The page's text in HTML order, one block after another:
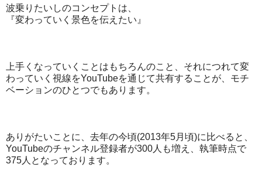
波乗りたいしのコンセプトは、
『変わっていく景色を伝えたい』
上手くなっていくことはもちろんのこと、それにつれて変
わっていく視線をYouTubeを通じて共有することが、モチ
ベーションのひとつでもあります。
ありがたいことに、去年の今頃(2013年5月頃)に比べると、
YouTubeのチャンネル登録者が300人も増え、執筆時点で
375人となっております。